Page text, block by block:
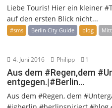
Liebe Touris! Hier ein kleiner
auf den ersten Blick nicht...
#sms Berlin City Guide blog
4. Juni 2016 Philipp 1
Aus dem #Regen,dem
entgegen.|#Berlin…
Aus dem #Regen, dem